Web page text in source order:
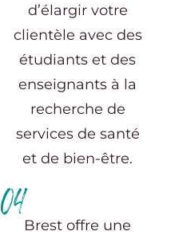
d’élargir votre
clientèle avec des
étudiants et des
enseignants à la
recherche de
services de santé
et de bien-être.
04Brest offre une